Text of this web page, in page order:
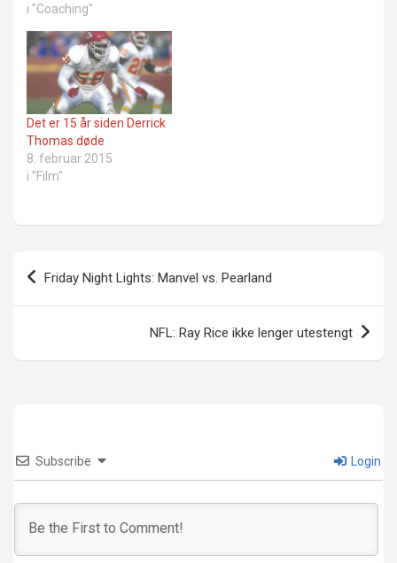
i "Coaching"
Det er 15 år siden Derrick
Thomas døde
8. februar 2015
i "Film"
Innleggsnavigasjon
Friday Night Lights: Manvel vs. Pearland
NFL: Ray Rice ikke lenger utestengt
Subscribe Login